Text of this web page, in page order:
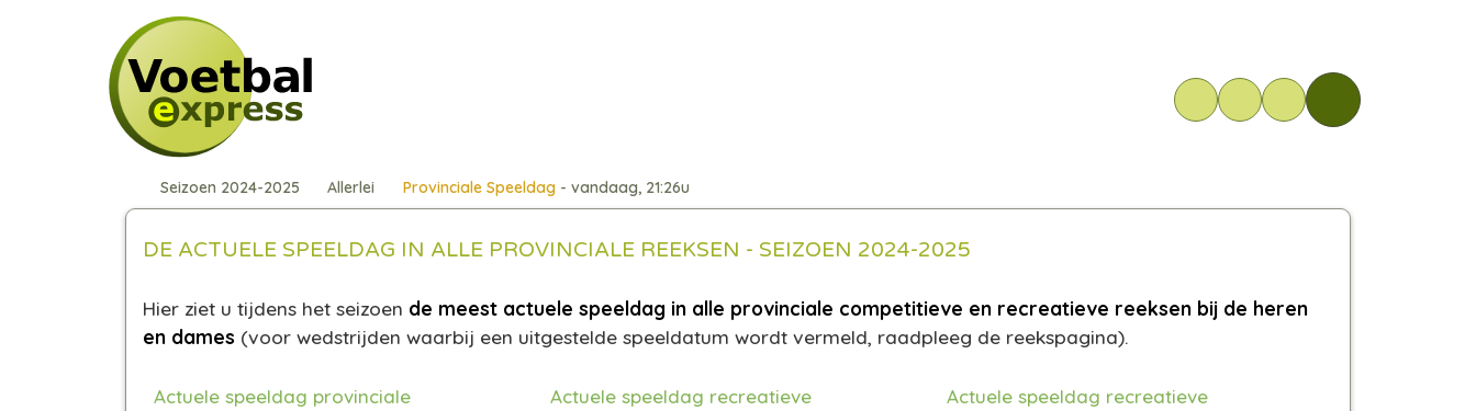
Seizoen 2024-2025 Allerlei Provinciale Speeldag- vandaag, 21:26u
DE ACTUELE SPEELDAG IN ALLE PROVINCIALE REEKSEN - SEIZOEN 2024-2025
Hier ziet u tijdens het seizoen de meest actuele speeldag in alle provinciale competitieve en recreatieve reeksen bij de heren
en dames (voor wedstrijden waarbij een uitgestelde speeldatum wordt vermeld, raadpleeg de reekspagina).
Actuele speeldag provinciale
Actuele speeldag recreatieve
Actuele speeldag recreatieve